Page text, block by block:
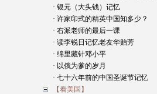
· 银元（大头钱）记忆
· 许家印式的精英中国知多少？
· 右派老师的最后一课
· 读李锐日记忆老友华贻芳
· 绵里藏针邓小平
· 以俄为爹的岁月
· 七十六年前的中国圣诞节记忆
【看美国】